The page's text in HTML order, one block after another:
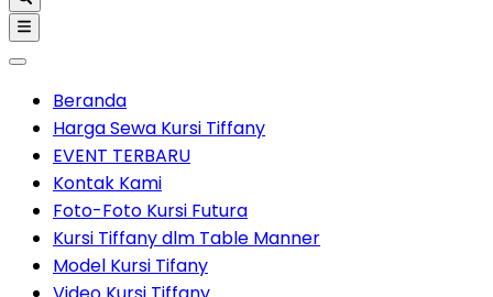
Beranda
Harga Sewa Kursi Tiffany
EVENT TERBARU
Kontak Kami
Foto-Foto Kursi Futura
Kursi Tiffany dlm Table Manner
Model Kursi Tifany